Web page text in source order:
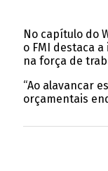
No capítulo do
o FMI destaca
na força de
“Ao alavancar
orçamentais